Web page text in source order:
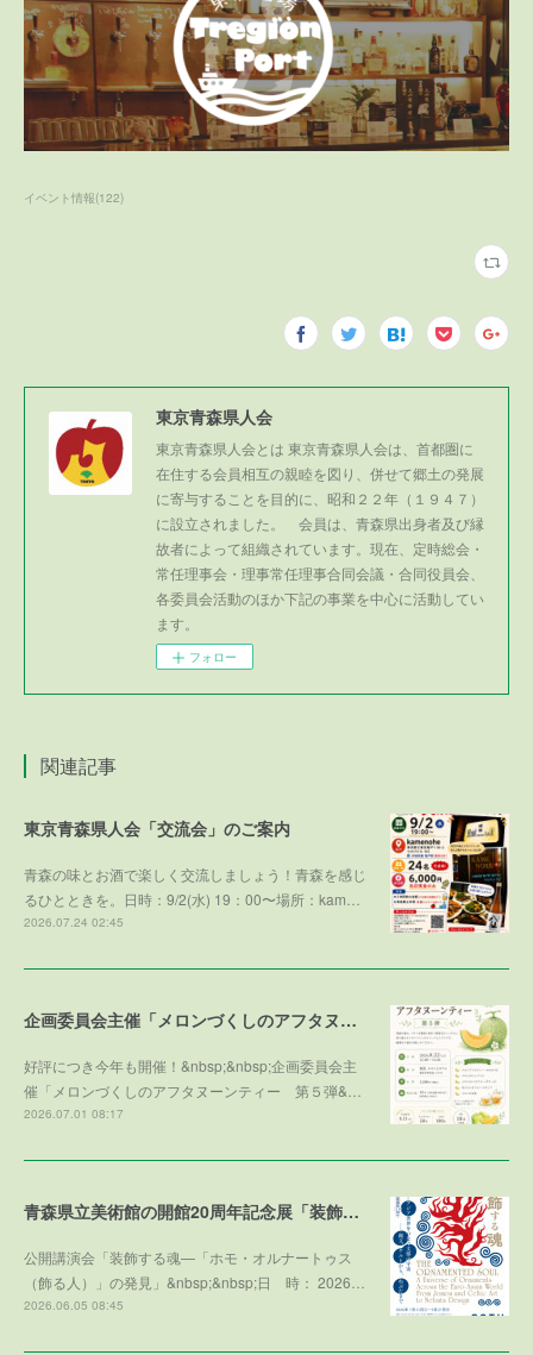
イベント情報(122)
東京青森県人会
東京青森県人会とは 東京青森県人会は、首都圏に
在住する会員相互の親睦を図り、併せて郷土の発展
に寄与することを目的に、昭和２２年（１９４７）
に設立されました。 会員は、青森県出身者及び縁
故者によって組織されています。現在、定時総会・
常任理事会・理事常任理事合同会議・合同役員会、
各委員会活動のほか下記の事業を中心に活動してい
ます。
フォロー
関連記事
東京青森県人会「交流会」のご案内
青森の味とお酒で楽しく交流しましょう！青森を感じ
るひとときを。日時：9/2(水) 19：00〜場所：kam…
2026.07.24 02:45
企画委員会主催「メロンづくしのアフタヌーンティー 第５弾 ～メロンで残暑を乗り切ろう～」参加者募集！
好評につき今年も開催！&nbsp;&nbsp;企画委員会主
催「メロンづくしのアフタヌーンティー 第５弾&…
2026.07.01 08:17
青森県立美術館の開館20周年記念展「装飾する魂」との学術協力プログラム
公開講演会「装飾する魂—「ホモ・オルナートゥス
（飾る人）」の発見」&nbsp;&nbsp;日 時： 2026…
2026.06.05 08:45